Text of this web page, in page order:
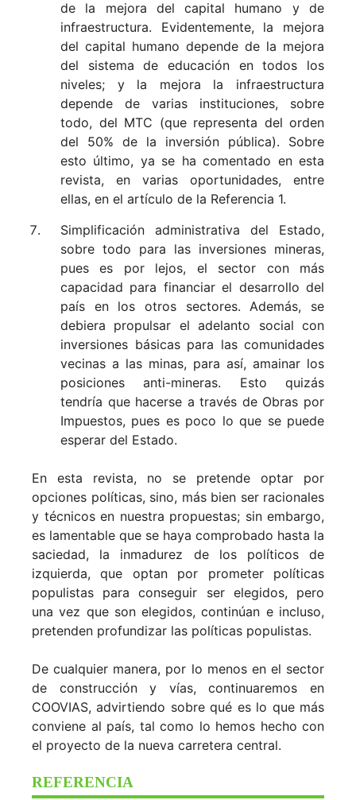
de la mejora del capital humano y de
infraestructura. Evidentemente, la mejora
del capital humano depende de la mejora
del sistema de educación en todos los
niveles; y la mejora la infraestructura
depende de varias instituciones, sobre
todo, del MTC (que representa del orden
del 50% de la inversión pública). Sobre
esto último, ya se ha comentado en esta
revista, en varias oportunidades, entre
ellas, en el artículo de la Referencia 1.
Simplificación administrativa del Estado,
sobre todo para las inversiones mineras,
pues es por lejos, el sector con más
capacidad para financiar el desarrollo del
país en los otros sectores. Además, se
debiera propulsar el adelanto social con
inversiones básicas para las comunidades
vecinas a las minas, para así, amainar los
posiciones anti-mineras. Esto quizás
tendría que hacerse a través de Obras por
Impuestos, pues es poco lo que se puede
esperar del Estado.
En esta revista, no se pretende optar por
opciones políticas, sino, más bien ser racionales
y técnicos en nuestra propuestas; sin embargo,
es lamentable que se haya comprobado hasta la
saciedad, la inmadurez de los políticos de
izquierda, que optan por prometer políticas
populistas para conseguir ser elegidos, pero
una vez que son elegidos, continúan e incluso,
pretenden profundizar las políticas populistas.
De cualquier manera, por lo menos en el sector
de construcción y vías, continuaremos en
COOVIAS, advirtiendo sobre qué es lo que más
conviene al país, tal como lo hemos hecho con
el proyecto de la nueva carretera central.
REFERENCIA